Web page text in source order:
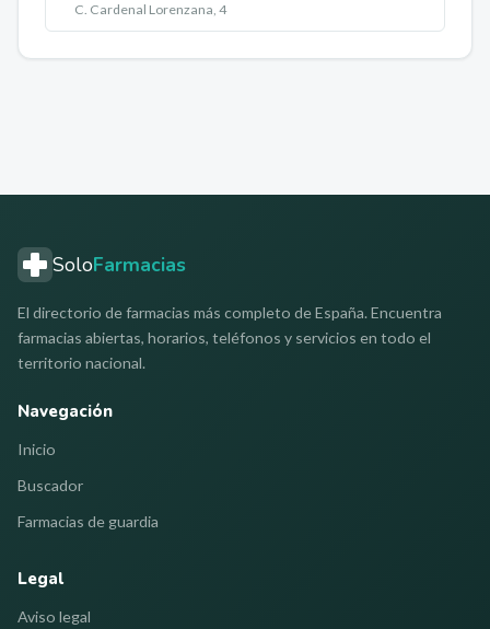
C. Cardenal Lorenzana, 4
SoloFarmacias
El directorio de farmacias más completo de España. Encuentra
farmacias abiertas, horarios, teléfonos y servicios en todo el
territorio nacional.
Navegación
Inicio
Buscador
Farmacias de guardia
Legal
Aviso legal